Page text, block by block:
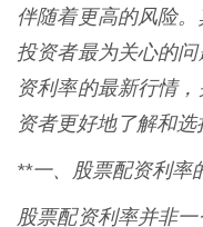
伴随着更高的风险
投资者最为关心的
资利率的最新行情
资者更好地了解和选
**一、股票配资利率
股票配资利率并非